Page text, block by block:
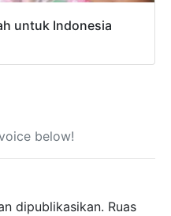
untuk Indonesia
below!
dipublikasikan. Ruas